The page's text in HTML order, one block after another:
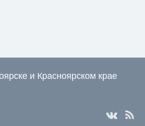
и Красноярском крае